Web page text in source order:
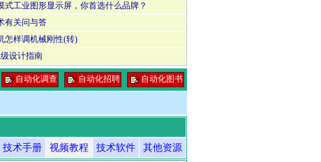
式工业图形显示屏，你首选什么品牌？
有关问与答
怎样调机械刚性(转)
设计指南
自动化调查 自动化招聘 自动化图书
技术手册 视频教程 技术软件 其他资源